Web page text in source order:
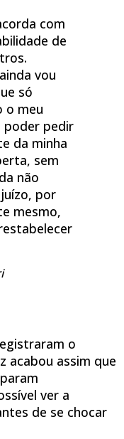
com
de
vou
só
o meu
poder pedir
da minha
sem
não
por
mesmo,
o
acabou assim que
ver a
de se chocar